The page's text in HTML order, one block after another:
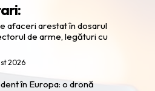
afaceri arestat în dosarul
de arme, legături cu
2026
în Europa: o dronă